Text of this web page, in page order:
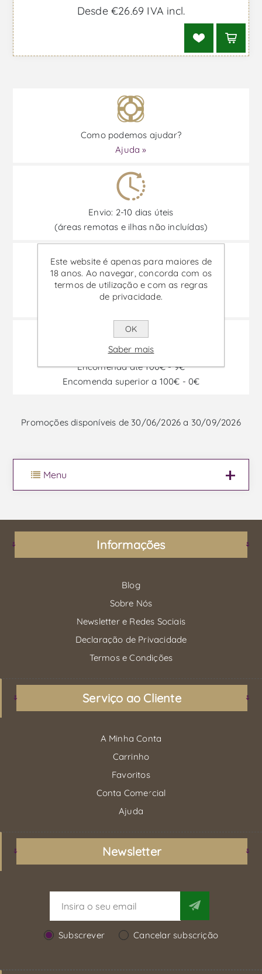
Desde €26,69 IVA incl.
Como podemos ajudar?
Ajuda »
Envio: 2-10 dias úteis
(áreas remotas e ilhas não incluídas)
Transporte segurado a 100%
e caixas especiais para transporte
Encomenda até 100€ - 9€
Encomenda superior a 100€ - 0€
Promoções disponíveis de 30/06/2026 a 30/09/2026
Menu
Informações
Blog
Sobre Nós
Newsletter e Redes Sociais
Declaração de Privacidade
Termos e Condições
Serviço ao Cliente
A Minha Conta
Carrinho
Favoritos
Conta Comercial
Ajuda
Newsletter
Subscrever Cancelar subscrição
Este website é apenas para maiores de
18 anos. Ao navegar, concorda com os
termos de utilização e com as regras
de privacidade.
OK
Saber mais